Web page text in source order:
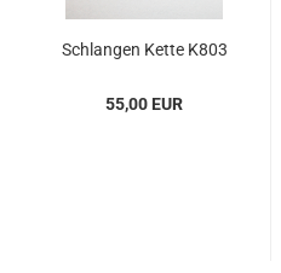
Schlan­gen Kette K803
55,00 EUR